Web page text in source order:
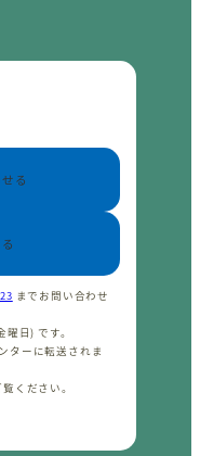
る
までお問い合わせ
日) です。
ターに転送されま
ください。